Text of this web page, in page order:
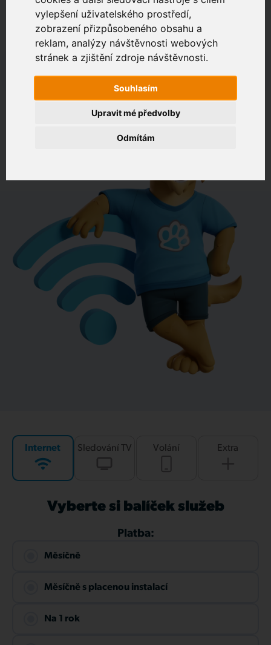
vylepšení uživatelského prostředí,
zobrazení přizpůsobeného obsahu a
reklam, analýzy návštěvnosti webových
stránek a zjištění zdroje návštěvnosti.
Souhlasím
Odmítám
Upravit mé předvolby
Zákaznický portál
Jak rychlé je připojení na vaší adrese?
Internet Sledování TV Volání Extra
Vyberte si balíček služeb
Platba:
Měsíčně
Měsíčně s placenou instalací
Na 1 rok